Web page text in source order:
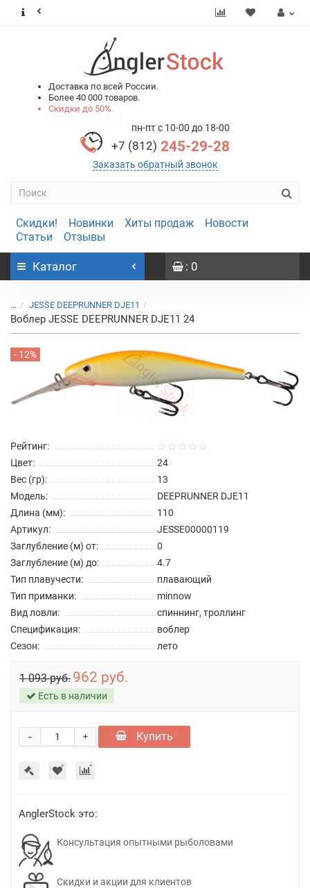
Доставка по всей России.
Более 40 000 товаров.
Скидки до 50%.
пн-пт с 10-00 до 18-00
+7 (812) 245-29-28
Заказать обратный звонок
Скидки! Новинки Хиты продаж
Новости
Статьи
Отзывы
Каталог : 0
... JESSE DEEPRUNNER DJE11
Воблер JESSE DEEPRUNNER DJE11 24
- 12%
Рейтинг:
Цвет:
24
Вес (гр):
13
Модель:
DEEPRUNNER DJE11
Длина (мм):
110
Артикул:
JESSE00000119
Заглубление (м) от:
0
Заглубление (м) до:
4.7
Тип плавучести:
плавающий
Тип приманки:
minnow
Вид ловли:
спиннинг, троллинг
Спецификация:
воблер
Сезон:
лето
1 093 руб. 962 руб.
Есть в наличии
+
- Купить
AnglerStock это:
Консультация опытными рыболовами
Скидки и акции для клиентов